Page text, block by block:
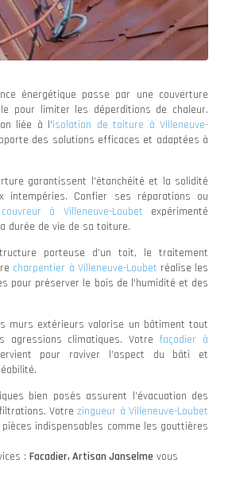
énergétique passe par une couverture
pour limiter les déperditions de chaleur.
liée à l’isolation de toiture à Villeneuve-
des solutions efficaces et adaptées à
garantissent l'étanchéité et la solidité
intempéries. Confier ses réparations ou
couvreur à Villeneuve-Loubet expérimenté
durée de vie de sa toiture.
porteuse d’un toit, le traitement
charpentier à Villeneuve-Loubet réalise les
pour préserver le bois de l'humidité et des
murs extérieurs valorise un bâtiment tout
agressions climatiques. Votre façadier à
pour raviver l’aspect du bâti et
bien posés assurent l’évacuation des
Votrezingueur à Villeneuve-Loubet
indispensables comme les gouttières
: Facadier, Artisan Janselme vous